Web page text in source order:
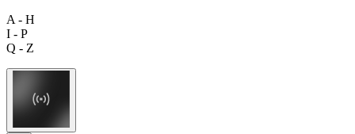
A - H
I - P
Q - Z